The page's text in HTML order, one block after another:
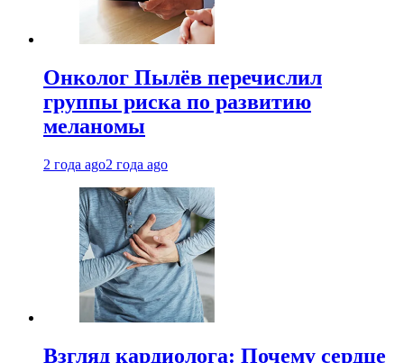
Онколог Пылёв перечислил
группы риска по развитию
меланомы
2 года ago2 года ago
Взгляд кардиолога: Почему сердце